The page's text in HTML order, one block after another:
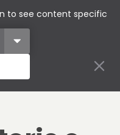
to see content specific